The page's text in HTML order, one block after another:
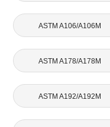
ASTM A106/A106M
ASTM A178/A178M
ASTM A192/A192M